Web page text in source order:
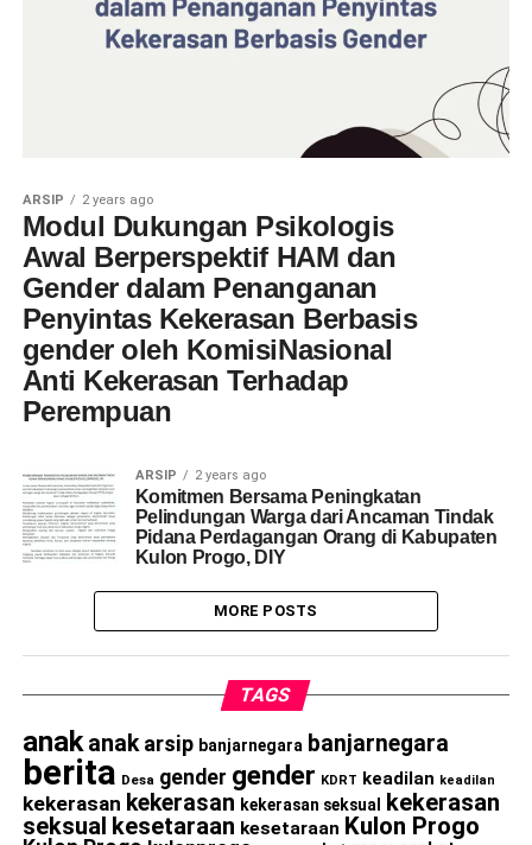
ARSIP 2 years ago
Modul Dukungan Psikologis
Awal Berperspektif HAM dan
Gender dalam Penanganan
Penyintas Kekerasan Berbasis
gender oleh KomisiNasional
Anti Kekerasan Terhadap
Perempuan
ARSIP 2 years ago
Komitmen Bersama Peningkatan
Pelindungan Warga dari Ancaman Tindak
Pidana Perdagangan Orang di Kabupaten
Kulon Progo, DIY
MORE POSTS
TAGS
anak anak arsip banjarnegara banjarnegara
berita Desa gender gender KDRT keadilan keadilan
kekerasan kekerasan kekerasan seksual
kekerasan
seksual kesetaraan kesetaraan Kulon Progo